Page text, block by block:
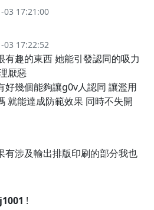
03 17:21:00
03 17:22:52
有趣的東西 她能引發認同的吸力
厭惡
好幾個能夠讓g0v人認同 讓濫用
就能達成防範效果 同時不失開
有涉及輸出排版印刷的部分我也
!